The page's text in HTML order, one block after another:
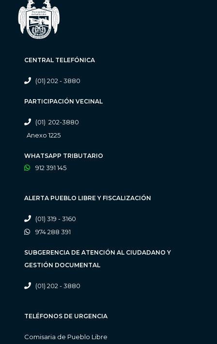
CENTRAL TELEFÓNICA
(01) 202 - 3880
PARTICIPACIÓN VECINAL
(01) 202-3880
Anexo 1225
WHATSAPP TRIBUTARIO
912 391 145
ALERTA PUEBLO LIBRE Y FISCALIZACIÓN
(01) 319 - 3160
974 288 391
SUBGERENCIA DE ATENCIÓN AL CIUDADANO Y
GESTIÓN DOCUMENTAL
(01) 202 - 3880
TELÉFONOS DE URGENCIA
Comisaria de Pueblo Libre